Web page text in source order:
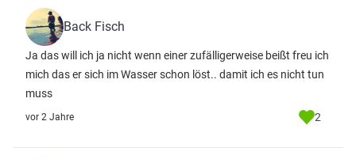
Back Fisch
Ja das will ich ja nicht wenn einer zufälligerweise beißt freu ich
mich das er sich im Wasser schon löst.. damit ich es nicht tun
muss
vor 2 Jahre 2